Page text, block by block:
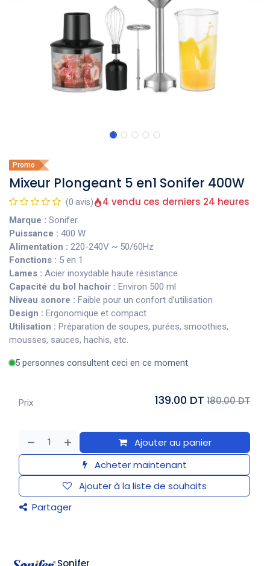
Promo
Mixeur Plongeant 5 en1 Sonifer 400W
(0 avis) 4 vendu ces derniers 24 heures
Marque : Sonifer
Puissance : 400 W
Alimentation : 220-240V ~ 50/60Hz
Fonctions : 5 en 1
Lames : Acier inoxydable haute résistance
Capacité du bol hachoir : Environ 500 ml
Niveau sonore : Faible pour un confort d’utilisation
Design : Ergonomique et compact
Utilisation : Préparation de soupes, purées, smoothies,
mousses, sauces, hachis, etc.
5 personnes consultent ceci en ce moment
Ajouter au panier
Acheter maintenant
Ajouter à la liste de souhaits
Partager
Prix 139.00 DT 180.00 DT
Sonifer